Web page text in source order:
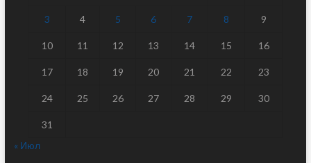
3 4 5 6 7 8 9
10 11 12 13 14 15 16
17 18 19 20 21 22 23
24 25 26 27 28 29 30
31
« Июл